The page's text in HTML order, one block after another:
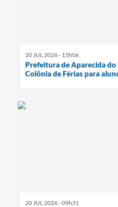
20 JUL 2026 - 15h06
Prefeitura de Aparecida do
Colônia de Férias para
20 JUL 2026 - 09h31